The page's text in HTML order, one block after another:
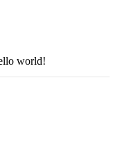
world!